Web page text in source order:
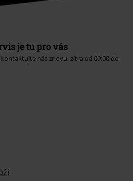
je tu pro vás
nás znovu: zítra od 09:00 do